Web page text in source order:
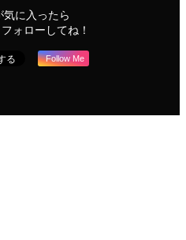
気に入ったら
ォローしてね！
Follow Me